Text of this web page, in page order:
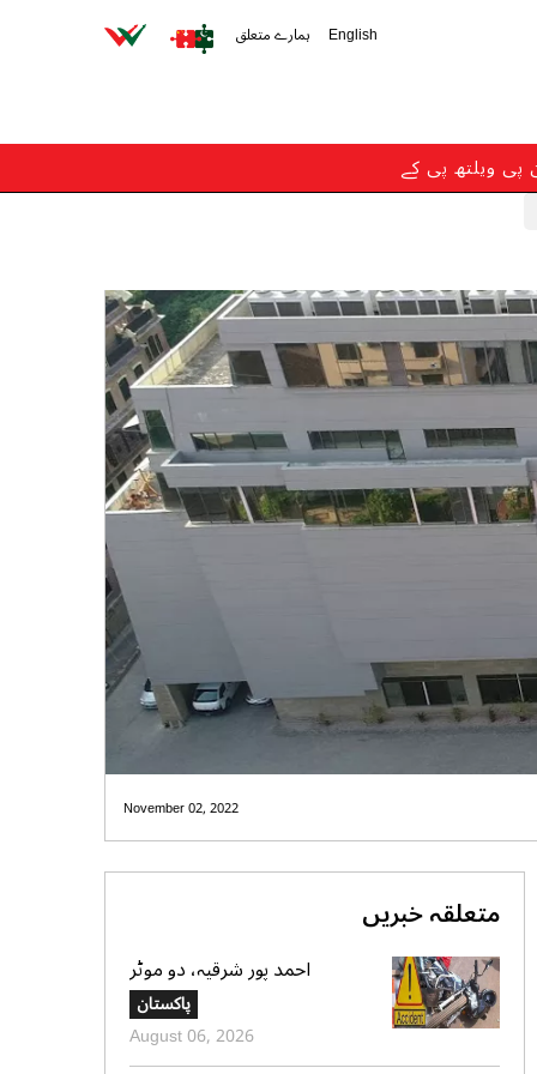
English ہمارے متعلق
پی ویلتھ پی کے
November 02, 2022
متعلقہ خبریں
احمد پور شرقیہ، دو موٹر
سائیکلوں میں تصادم، 2 افراد
جاں بحق، 3 زخمیپاکستان
August 06, 2026